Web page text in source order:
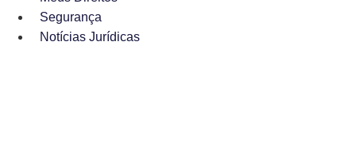
Segurança
Notícias Jurídicas